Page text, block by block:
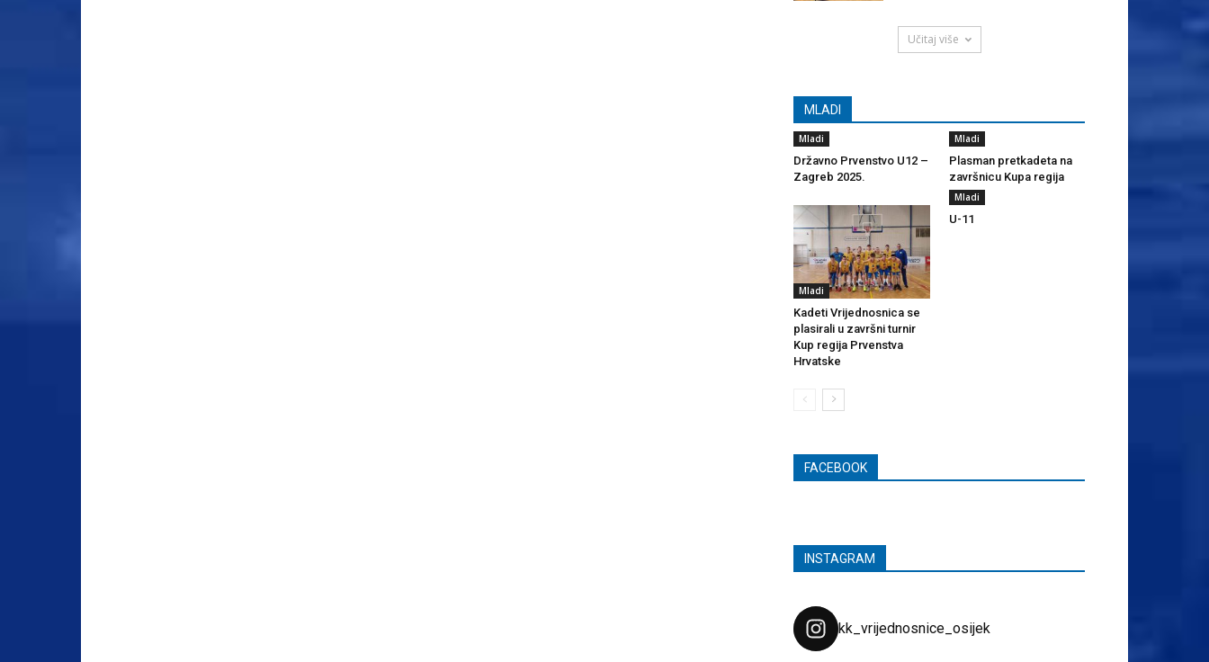
Učitaj više
MLADI
Mladi
Državno Prvenstvo U12 –
Zagreb 2025.
Mladi
Plasman pretkadeta na
završnicu Kupa regija
Mladi
Kadeti Vrijednosnica se
plasirali u završni turnir
Kup regija Prvenstva
Hrvatske
Mladi
U-11
FACEBOOK
INSTAGRAM
kk_vrijednosnice_osijek